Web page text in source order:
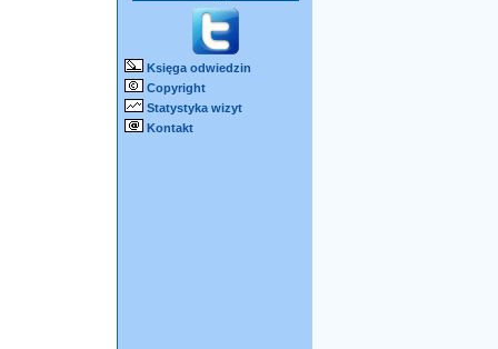
Księga odwiedzin
Copyright
Statystyka wizyt
Kontakt